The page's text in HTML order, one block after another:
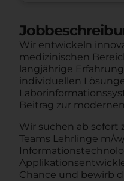
Wir entwickeln
medizinischen
langjährige
individuellen
Beitrag zur
Wir suchen ab sofort
Teams Lehrlinge m/
Chance und bewirb